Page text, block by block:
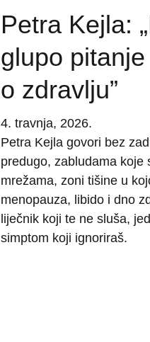
Petra Kejla:
glupo
o zdravlju”
4. travnja, 2026.
Petra Kejla govori bez
predugo, zabludama koje
mrežama, zoni tišine u
menopauza, libido i dno
liječnik koji te ne sluša,
simptom koji ignoriraš.